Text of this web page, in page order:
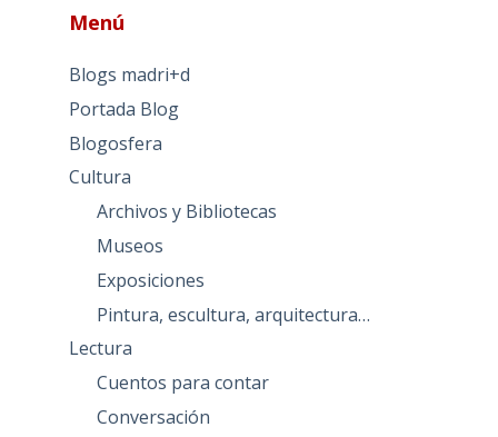
Menú
Blogs madri+d
Portada Blog
Blogosfera
Cultura
Archivos y Bibliotecas
Museos
Exposiciones
Pintura, escultura, arquitectura…
Lectura
Cuentos para contar
Conversación